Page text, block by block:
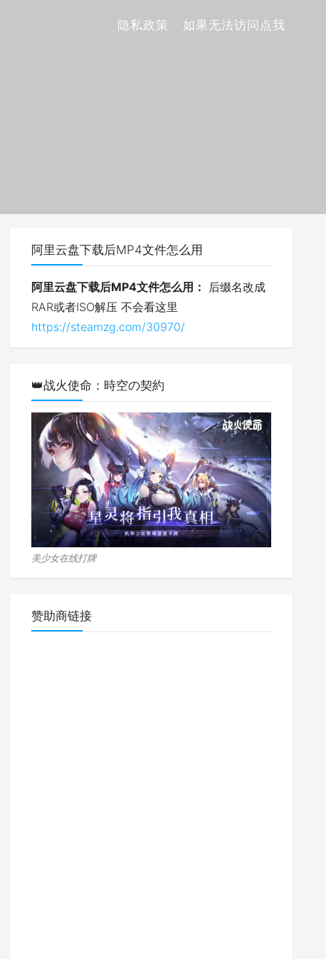
隐私政策 如果无法访问点我
阿里云盘下载后MP4文件怎么用
阿里云盘下载后MP4文件怎么用：
后缀名改成
RAR或者ISO解压 不会看这里
https://steamzg.com/30970/
👑战火使命：時空の契約
美少女在线打牌
赞助商链接